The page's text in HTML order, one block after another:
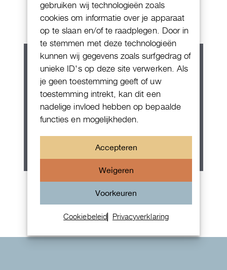
gebruiken wij technologieën zoals
cookies om informatie over je apparaat
op te slaan en/of te raadplegen. Door in
te stemmen met deze technologieën
kunnen wij gegevens zoals surfgedrag of
unieke ID's op deze site verwerken. Als
je geen toestemming geeft of uw
toestemming intrekt, kan dit een
nadelige invloed hebben op bepaalde
functies en mogelijkheden.
Accepteren
Weigeren
Voorkeuren
Cookiebeleid Privacyverklaring
Chornograaf
Rolex Oyster Perpetual 36